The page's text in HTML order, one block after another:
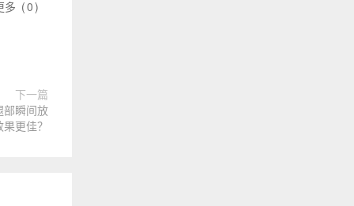
多 (0)
下一篇
部瞬间放
更佳？